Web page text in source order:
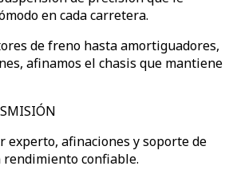
en cada carretera.
de freno hasta amortiguadores,
afinamos el chasis que mantiene
experto, afinaciones y soporte de
confiable.